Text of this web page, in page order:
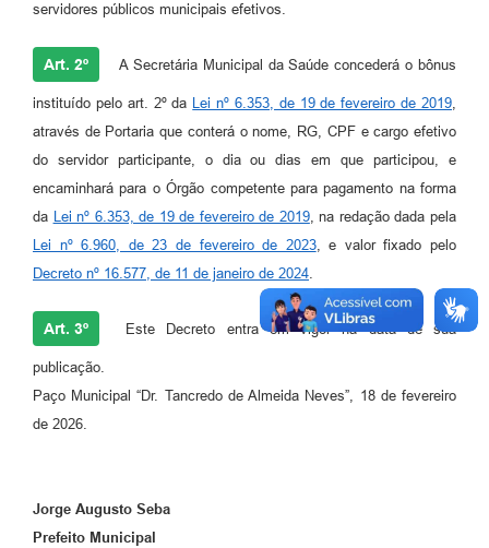
servidores públicos municipais efetivos.
Art. 2º A Secretária Municipal da Saúde concederá o bônus
instituído pelo art. 2º da Lei nº 6.353, de 19 de fevereiro de 2019,
através de Portaria que conterá o nome, RG, CPF e cargo efetivo
do servidor participante, o dia ou dias em que participou, e
encaminhará para o Órgão competente para pagamento na forma
da Lei nº 6.353, de 19 de fevereiro de 2019, na redação dada pela
Lei nº 6.960, de 23 de fevereiro de 2023, e valor fixado pelo
Decreto nº 16.577, de 11 de janeiro de 2024.
Art. 3º Este Decreto entra em vigor na data de sua
publicação.
Paço Municipal “Dr. Tancredo de Almeida Neves”, 18 de fevereiro
de 2026.
Jorge Augusto Seba
Prefeito Municipal